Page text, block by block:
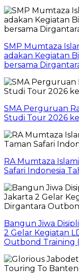
SMP Mumtaza
adakan Kegiatan
bersama
SMA Perguruan
Studi Tour 2026
RA Mumtaza
Safari Indonesia
Bangun Jiwa
2 Gelar Kegiatan
Outbond Training